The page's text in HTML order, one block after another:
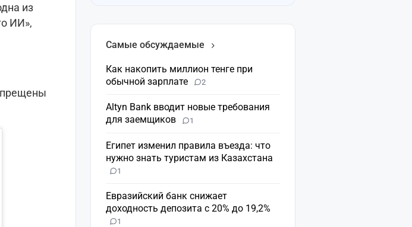
из
ИИ»,
Самые обсуждаемые
Как накопить миллион тенге при
обычной зарплате
2
Altyn Bank вводит новые требования
для заемщиков
1
Египет изменил правила въезда: что
нужно знать туристам из Казахстана
1
Евразийский банк снижает
доходность депозита с 20% до 19,2%
1